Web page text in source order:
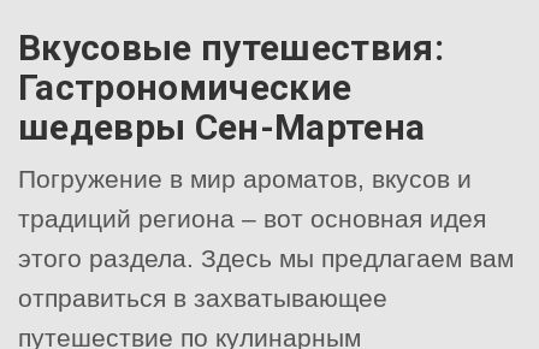
Вкусовые путешествия:
Гастрономические
шедевры Сен-Мартена
Погружение в мир ароматов, вкусов и
традиций региона – вот основная идея
этого раздела. Здесь мы предлагаем вам
отправиться в захватывающее
путешествие по кулинарным